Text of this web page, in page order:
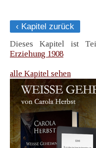
‹ Kapitel zurück
Dieses Kapitel ist
Erziehung 1908
alle Kapitel sehen